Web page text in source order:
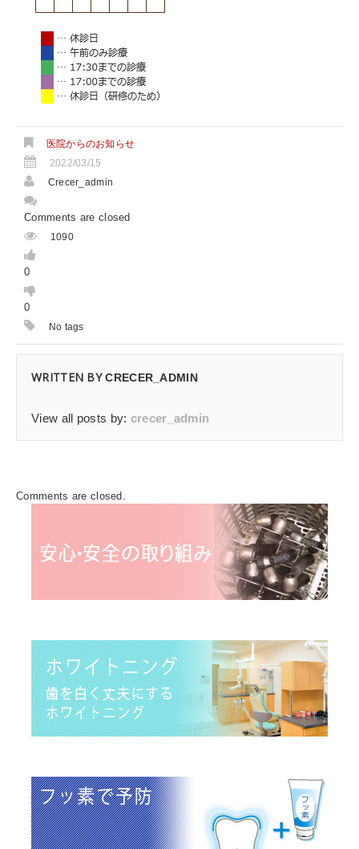
医院からのお知らせ
2022/03/15
Crecer_admin
Comments are closed
1090
0
0
No tags
WRITTEN BYCRECER_ADMIN
View all posts by: crecer_admin
Comments are closed.